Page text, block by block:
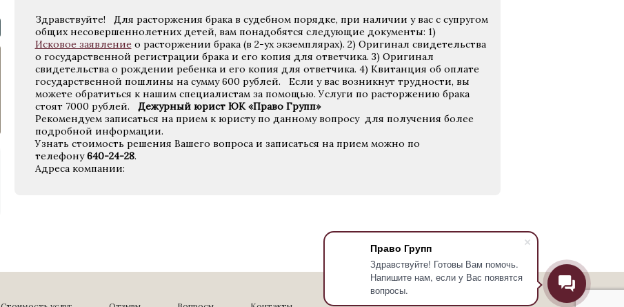
Право Групп
Здравствуйте! Готовы Вам помочь.
Напишите нам, если у Вас появятся
вопросы.
Здравствуйте! Для расторжения брака в судебном порядке, при наличии у вас с супругом
общих несовершеннолетних детей, вам понадобятся следующие документы: 1)
Исковое заявление о расторжении брака (в 2-ух экземплярах). 2) Оригинал свидетельства
о государственной регистрации брака и его копия для ответчика. 3) Оригинал
свидетельства о рождении ребенка и его копия для ответчика. 4) Квитанция об оплате
государственной пошлины на сумму 600 рублей. Если у вас возникнут трудности, вы
можете обратиться к нашим специалистам за помощью. Услуги по расторжению брака
стоят 7000 рублей. Дежурный юрист ЮК «Право Групп»
Рекомендуем записаться на прием к юристу по данному вопросу для получения более
подробной информации.
Узнать стоимость решения Вашего вопроса и записаться на прием можно по
телефону 640-24-28.
Адреса компании: